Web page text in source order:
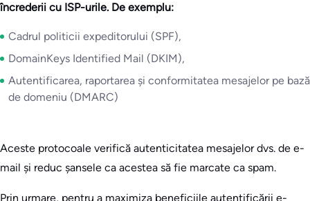
încrederii cu ISP-urile. De exemplu:
Cadrul politicii expeditorului (SPF),
DomainKeys Identified Mail (DKIM),
Autentificarea, raportarea și conformitatea mesajelor pe bază
de domeniu (DMARC)
Aceste protocoale verifică autenticitatea mesajelor dvs. de e-
mail și reduc șansele ca acestea să fie marcate ca spam.
Prin urmare, pentru a maximiza beneficiile autentificării e-